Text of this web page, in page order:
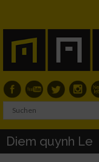
Diem quynh Le